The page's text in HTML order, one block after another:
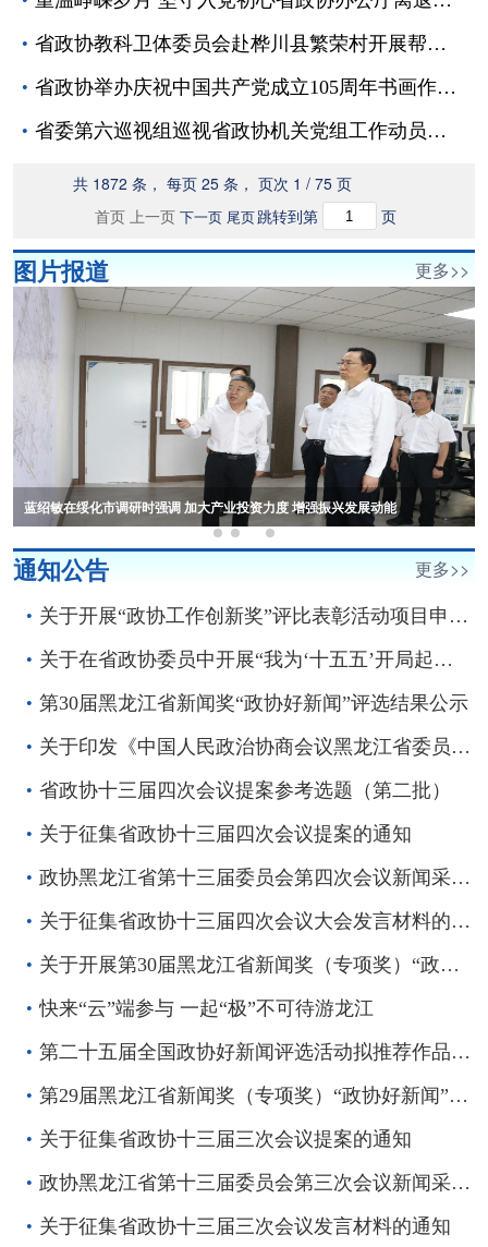
省政协教科卫体委员会赴桦川县繁荣村开展帮扶义诊活动
省政协举办庆祝中国共产党成立105周年书画作品展
省委第六巡视组巡视省政协机关党组工作动员会召开
共 1872 条， 每页 25 条， 页次 1 / 75 页
首页 上一页 下一页 尾页跳转到第 页
图片报道 更多>>
通知公告 更多>>
关于开展“政协工作创新奖”评比表彰活动项目申报工作的通知
关于在省政协委员中开展“我为‘十五五’开局起步献计出力”活动的倡议书
第30届黑龙江省新闻奖“政协好新闻”评选结果公示
关于印发《中国人民政治协商会议黑龙江省委员会大会发言工作规则》的通知
省政协十三届四次会议提案参考选题（第二批）
关于征集省政协十三届四次会议提案的通知
政协黑龙江省第十三届委员会第四次会议新闻采访报名工作通知
关于征集省政协十三届四次会议大会发言材料的通知
关于开展第30届黑龙江省新闻奖（专项奖）“政协好新闻”评选活动的通知
快来“云”端参与 一起“极”不可待游龙江
第二十五届全国政协好新闻评选活动拟推荐作品公示
第29届黑龙江省新闻奖（专项奖）“政协好新闻”评选结果公示
关于征集省政协十三届三次会议提案的通知
政协黑龙江省第十三届委员会第三次会议新闻采访报名工作通知
关于征集省政协十三届三次会议发言材料的通知